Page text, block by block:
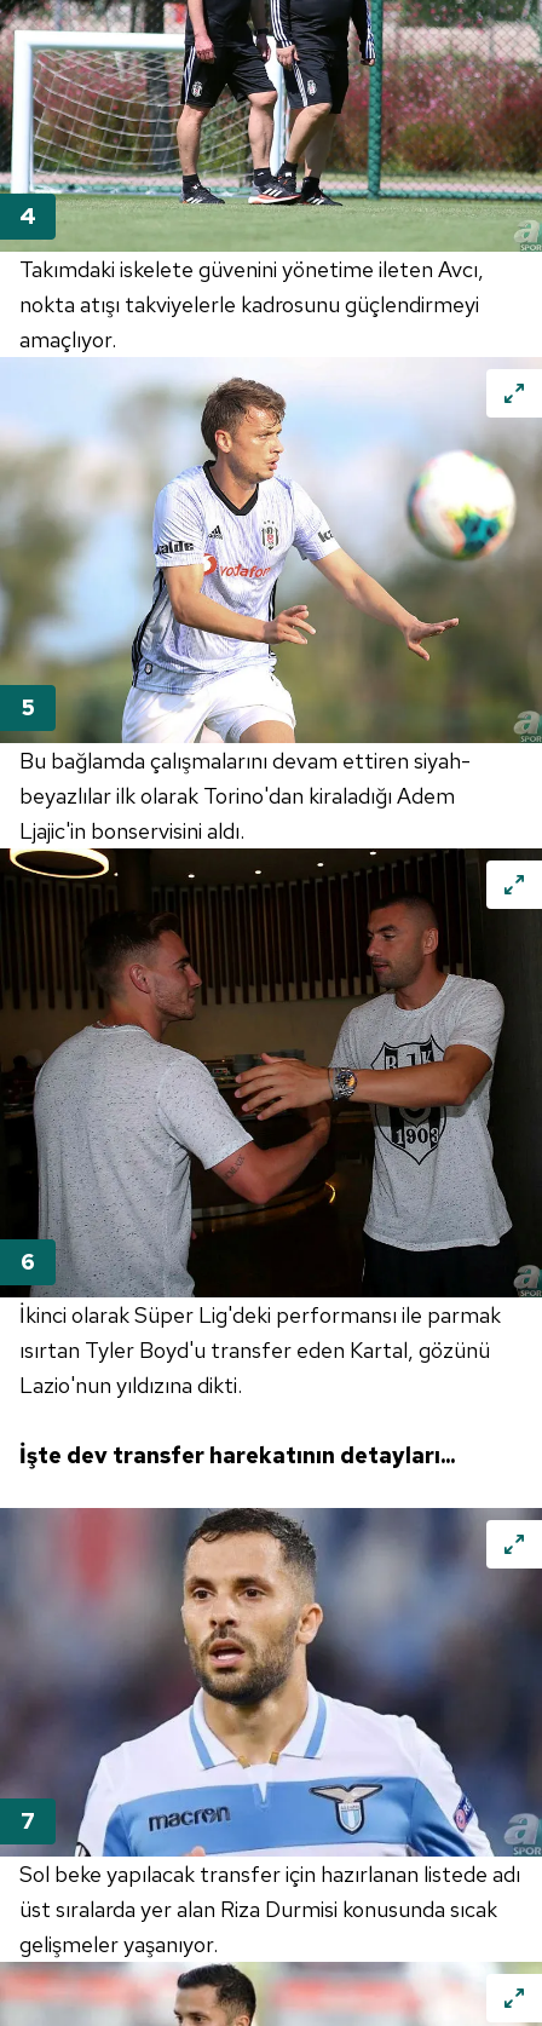
Takımdaki iskelete güvenini yönetime ileten Avcı,
nokta atışı takviyelerle kadrosunu güçlendirmeyi
amaçlıyor.
Bu bağlamda çalışmalarını devam ettiren siyah-
beyazlılar ilk olarak Torino'dan kiraladığı Adem
Ljajic'in bonservisini aldı.
İkinci olarak Süper Lig'deki performansı ile parmak
ısırtan Tyler Boyd'u transfer eden Kartal, gözünü
Lazio'nun yıldızına dikti.
İşte dev transfer harekatının detayları...
Sol beke yapılacak transfer için hazırlanan listede adı
üst sıralarda yer alan Riza Durmisi konusunda sıcak
gelişmeler yaşanıyor.